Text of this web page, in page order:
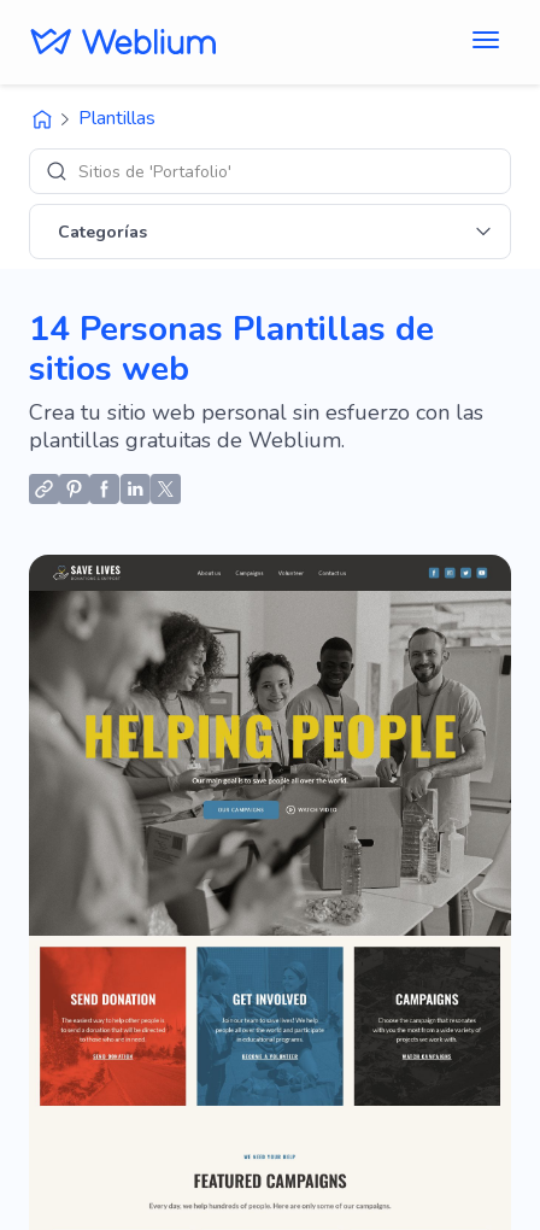
Plantillas
Diseños de 'E-com
Categorías
14 Personas Plantillas de
sitios web
Crea tu sitio web personal sin esfuerzo con las
plantillas gratuitas de Weblium.